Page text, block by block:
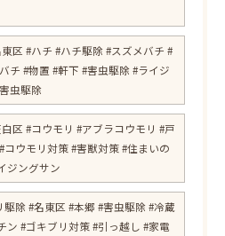
区 #ハチ #ハチ駆除 #スズメバチ #
チ #物置 #軒下 #害虫駆除 #ライジ
虫駆除
区 #コウモリ #アブラコウモリ #戸
コウモリ対策 #害獣対策 #住まいの
ジングサン
駆除 #名東区 #本郷 #害虫駆除 #冷蔵
ン #ゴキブリ対策 #引っ越し #家電